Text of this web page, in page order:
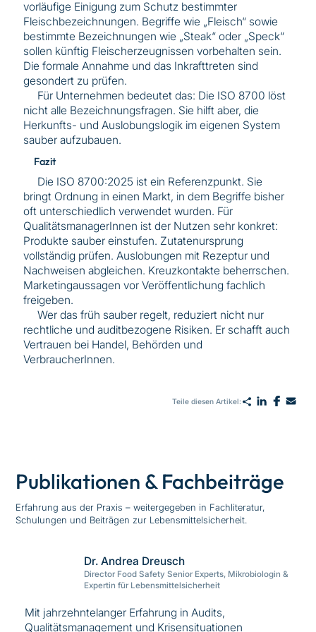
vorläufige Einigung zum Schutz bestimmter
Fleischbezeichnungen. Begriffe wie „Fleisch“ sowie
bestimmte Bezeichnungen wie „Steak“ oder „Speck“
sollen künftig Fleischerzeugnissen vorbehalten sein.
Die formale Annahme und das Inkrafttreten sind
gesondert zu prüfen.
Für Unternehmen bedeutet das: Die ISO 8700 löst
nicht alle Bezeichnungsfragen. Sie hilft aber, die
Herkunfts- und Auslobungslogik im eigenen System
sauber aufzubauen.
Fazit
Die ISO 8700:2025 ist ein Referenzpunkt. Sie
bringt Ordnung in einen Markt, in dem Begriffe bisher
oft unterschiedlich verwendet wurden. Für
QualitätsmanagerInnen ist der Nutzen sehr konkret:
Produkte sauber einstufen. Zutatenursprung
vollständig prüfen. Auslobungen mit Rezeptur und
Nachweisen abgleichen. Kreuzkontakte beherrschen.
Marketingaussagen vor Veröffentlichung fachlich
freigeben.
Wer das früh sauber regelt, reduziert nicht nur
rechtliche und auditbezogene Risiken. Er schafft auch
Vertrauen bei Handel, Behörden und
VerbraucherInnen.
Teile diesen Artikel:
Publikationen & Fachbeiträge
Erfahrung aus der Praxis – weitergegeben in Fachliteratur,
Schulungen und Beiträgen zur Lebensmittelsicherheit.
Dr. Andrea Dreusch
Director Food Safety Senior Experts, Mikrobiologin &
Expertin für Lebensmittelsicherheit
Mit jahrzehntelanger Erfahrung in Audits,
Qualitätsmanagement und Krisensituationen